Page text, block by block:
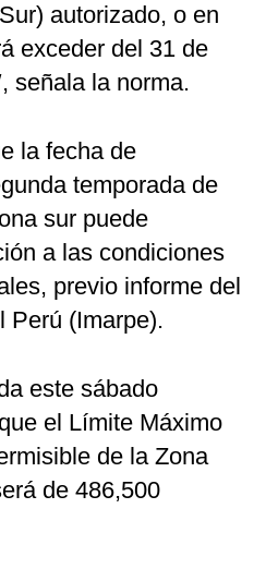
autorizado, o en
exceder del 31 de
señala la norma.
la fecha de
temporada de
sur puede
a las condiciones
previo informe del
Perú (Imarpe).
este sábado
el Límite Máximo
de la Zona
de 486,500